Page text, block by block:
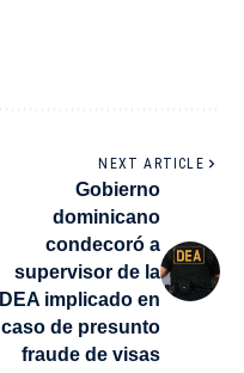
NEXT ARTICLE
Gobierno
dominicano
condecoró a
supervisor de la
DEA implicado en
caso de presunto
fraude de visas